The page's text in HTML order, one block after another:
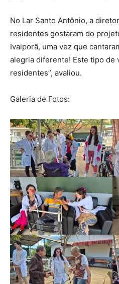
No Lar Santo Antônio, a
residentes gostaram do
Ivaiporã, uma vez que
alegria diferente! Este tipo de
residentes”, avaliou.
Galeria de Fotos: